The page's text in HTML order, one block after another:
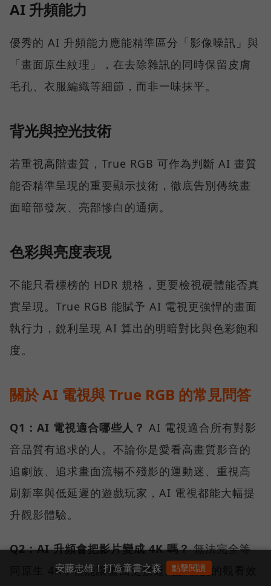
AI 升頻能力
優秀的 AI 升頻能力應能精準區分「影像噪訊」與
「畫面原生紋理」，在去除雜訊的同時保留皮膚
毛孔、衣服編織等細節，而非一味抹平。
背光與控光技術
若重視高階畫質，True RGB 可作為判斷 AI 畫質
能否精準呈現的重要顯示技術，徹底告別傳統畫
面暗部發灰、亮部慘白的通病。
色彩與亮度表現
不能只看標榜的 HDR 規格，更要檢視硬體能否真
實呈現。True RGB 能賦予 AI 電視更強悍的畫面
執行力，銳利呈現 AI 算出的明暗對比與色彩飽和
度。
關於 AI 電視與 True RGB 的常見問答
Q1：AI 電視適合哪些人？ AI 電視適合所有對影
音品質有追求的人。不論你是愛看高畫質影音的
追劇族、追求畫面流暢不殘影的運動迷、重視高
刷新率與低延遲的遊戲玩家，AI 電視都能大幅提
升觀影體驗。
Q2：AI 升頻會把影片變成 4K 嗎？無法完全等
同原生 4K，但能讓畫面更接近高解析度的觀看效
安藤忠雄！打造童書之森 點擊閱讀